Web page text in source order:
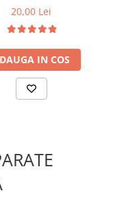
20,00 Lei
IN COS